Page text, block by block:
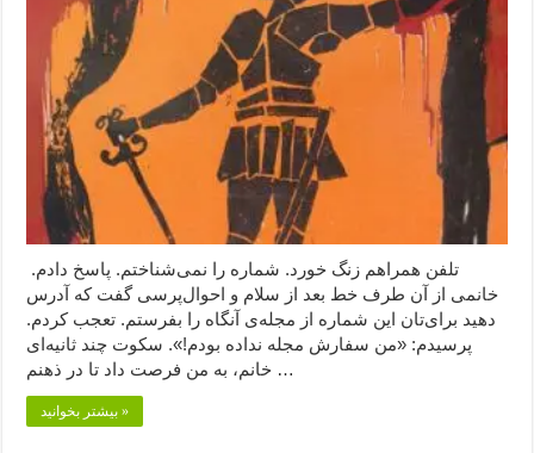
خانمی از آن طرف خط بعد از سلام و احوال‌پرسی گفت که آدرس
دهید برای‌تان این شماره از مجله‌ی آنگاه را بفرستم. تعجب کردم.
پرسیدم: «من سفارش مجله نداده بودم!». سکوت چند ثانیه‌ای
خانم، به من فرصت داد تا در ذهنم …
بیشتر بخوانید »